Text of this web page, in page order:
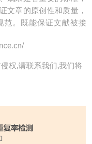
文章的原创性和质量，
范。既能保证文献被接
权,请联系我们,我们将